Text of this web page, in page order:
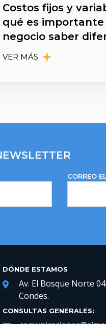
Costos fijos y
qué es
negocio saber
VER MÁS
CORREO
DÓNDE ESTAMOS
Av. El Bosque Norte
Condes.
CONSULTAS GENERALES: